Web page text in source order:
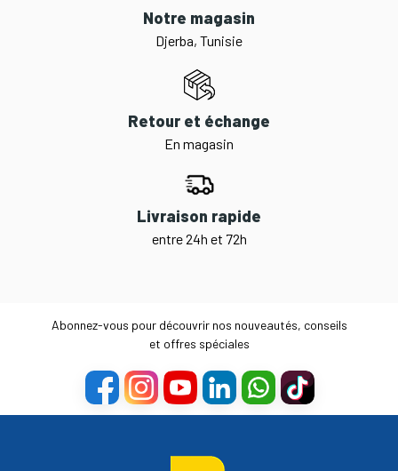
Notre magasin
Djerba, Tunisie
Retour et échange
En magasin
Livraison rapide
entre 24h et 72h
Abonnez-vous pour découvrir nos nouveautés, conseils
et offres spéciales